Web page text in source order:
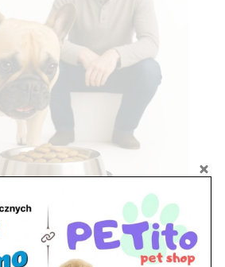
akwariowe Legionowo i Nowy Dwór
– Sklep ZooNemo